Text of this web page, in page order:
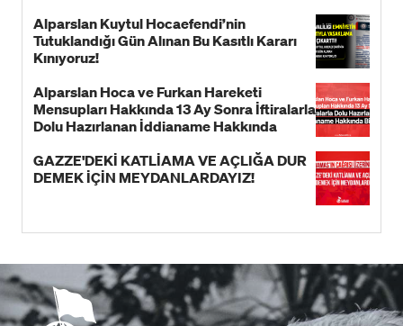
Alparslan Kuytul Hocaefendi’nin
Tutuklandığı Gün Alınan Bu Kasıtlı Kararı
Kınıyoruz!
Alparslan Hoca ve Furkan Hareketi
Mensupları Hakkında 13 Ay Sonra İftiralarla
Dolu Hazırlanan İddianame Hakkında
GAZZE'DEKİ KATLİAMA VE AÇLIĞA DUR
DEMEK İÇİN MEYDANLARDAYIZ!